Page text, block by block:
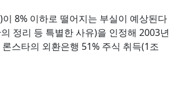
8% 이하로 떨어지는 부실이 예상된다
정리 등 특별한 사유)을 인정해 2003년
스타의 외환은행 51% 주식 취득(1조